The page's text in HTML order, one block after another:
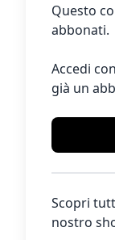
Questo
abbonati.
Accedi
già un
Scopri
nostro